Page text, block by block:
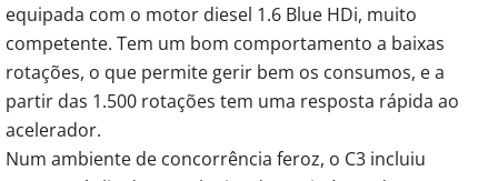
equipada com o motor diesel 1.6 Blue HDi, muito
competente. Tem um bom comportamento a baixas
rotações, o que permite gerir bem os consumos, e a
partir das 1.500 rotações tem uma resposta rápida ao
acelerador.
Num ambiente de concorrência feroz, o C3 incluiu